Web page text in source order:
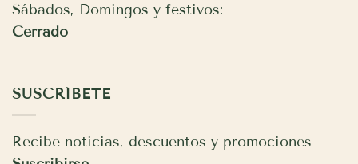
Sábados, Domingos y festivos:
Cerrado
SUSCRÍBETE
Recibe noticias, descuentos y promociones